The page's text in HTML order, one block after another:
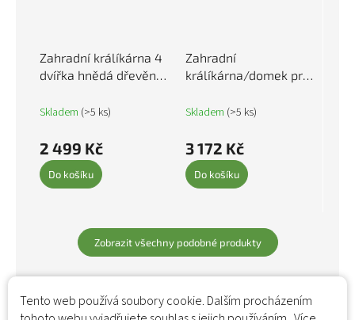
Tento web používá soubory cookie. Dalším procházením
Zahradní králíkárna 4
dvířka hnědá dřevěná
Skladem (>5 ks)
2 499 Kč
Do košíku
Zahradní
králíkárna/domek pro
dřevěná 170162
Skladem (>5 ks)
3 172 Kč
Do košíku
Zobrazit všechny podobné produkty